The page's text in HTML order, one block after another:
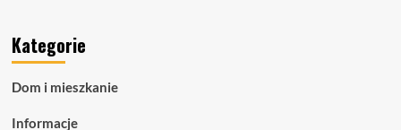
–
Kategorie
Dom i mieszkanie
Informacje